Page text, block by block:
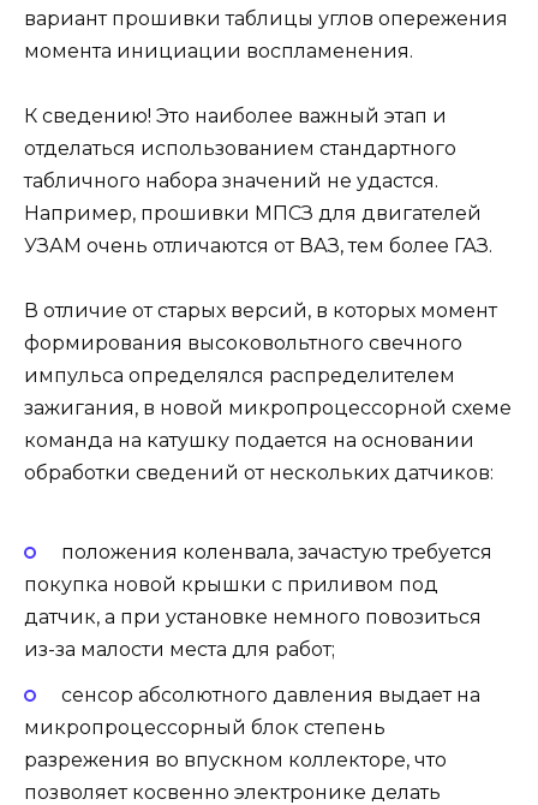
вариант прошивки таблицы углов опережения
момента инициации воспламенения.
К сведению! Это наиболее важный этап и
отделаться использованием стандартного
табличного набора значений не удастся.
Например, прошивки МПСЗ для двигателей
УЗАМ очень отличаются от ВАЗ, тем более ГАЗ.
В отличие от старых версий, в которых момент
формирования высоковольтного свечного
импульса определялся распределителем
зажигания, в новой микропроцессорной схеме
команда на катушку подается на основании
обработки сведений от нескольких датчиков:
положения коленвала, зачастую требуется
покупка новой крышки с приливом под
датчик, а при установке немного повозиться
из-за малости места для работ;
сенсор абсолютного давления выдает на
микропроцессорный блок степень
разрежения во впускном коллекторе, что
позволяет косвенно электронике делать